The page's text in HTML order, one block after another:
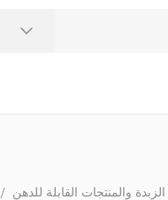
الزبدة والمنتجات القابلة للدهن